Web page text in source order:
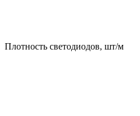
Плотность светодиодов, шт/м